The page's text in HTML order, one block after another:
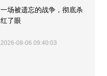
一场被遗忘的战争，彻底杀
红了眼
2026-08-06 09:40:03